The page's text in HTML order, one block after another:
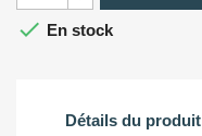
 En stock
Détails du produit